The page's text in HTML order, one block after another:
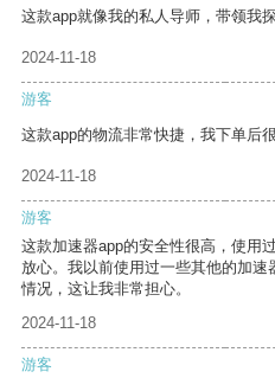
这款app就像我的私人导师，带领我
2024-11-18
游客
这款app的物流非常快捷，我下单后
2024-11-18
游客
这款加速器app的安全性很高，使用
放心。我以前使用过一些其他的加
情况，这让我非常担心。
2024-11-18
游客